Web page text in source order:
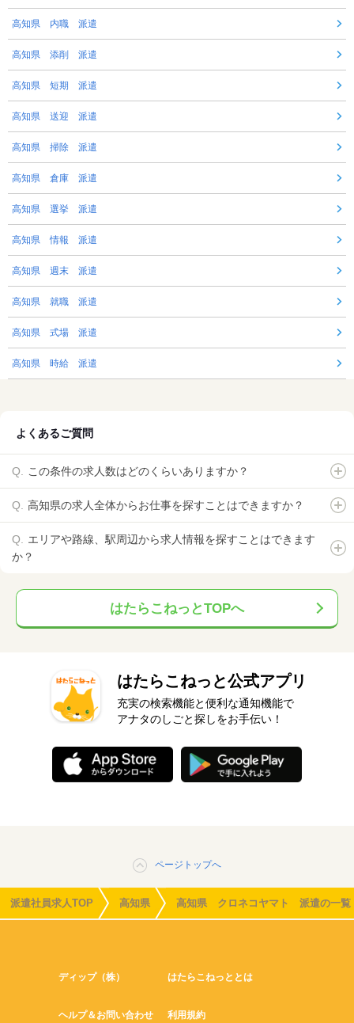
高知県 内職 派遣
高知県 添削 派遣
高知県 短期 派遣
高知県 送迎 派遣
高知県 掃除 派遣
高知県 倉庫 派遣
高知県 選挙 派遣
高知県 情報 派遣
高知県 週末 派遣
高知県 就職 派遣
高知県 式場 派遣
高知県 時給 派遣
よくあるご質問
この条件の求人数はどのくらいありますか？
高知県の求人全体からお仕事を探すことはできますか？
エリアや路線、駅周辺から求人情報を探すことはできます
か？
はたらこねっとTOPへ
はたらこねっと公式アプリ
充実の検索機能と便利な通知機能で
アナタのしごと探しをお手伝い！
ページトップへ
派遣社員求人TOP 高知県 高知県 クロネコヤマト 派遣の一覧
ディップ（株） はたらこねっととは
ヘルプ＆お問い合わせ 利用規約